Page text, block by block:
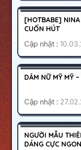
HOẠT ĐỘNG
[HOTBABE]
CUỐN HÚT
Cập nhật :
HOẠT ĐỘNG
DÂM NỮ MỸ MỸ
Cập nhật :
HOẠT ĐỘNG
NGƯỜI MẪU
DÁNG CỰC